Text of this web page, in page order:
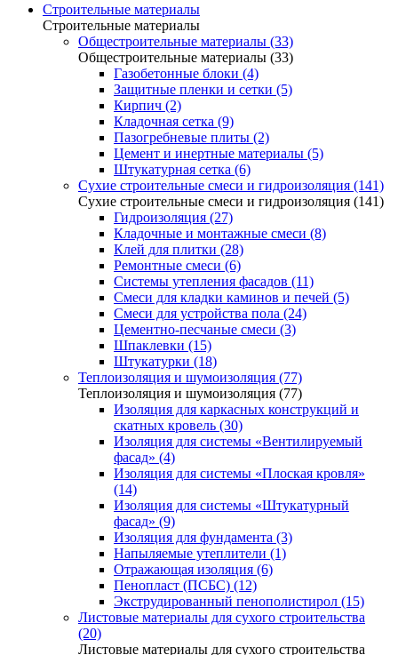
Строительные материалы
Строительные материалы
Общестроительные материалы (33)
Общестроительные материалы (33)
Газобетонные блоки (4)
Защитные пленки и сетки (5)
Кирпич (2)
Кладочная сетка (9)
Пазогребневые плиты (2)
Цемент и инертные материалы (5)
Штукатурная сетка (6)
Сухие строительные смеси и гидроизоляция (141)
Сухие строительные смеси и гидроизоляция (141)
Гидроизоляция (27)
Кладочные и монтажные смеси (8)
Клей для плитки (28)
Ремонтные смеси (6)
Системы утепления фасадов (11)
Смеси для кладки каминов и печей (5)
Смеси для устройства пола (24)
Цементно-песчаные смеси (3)
Шпаклевки (15)
Штукатурки (18)
Теплоизоляция и шумоизоляция (77)
Теплоизоляция и шумоизоляция (77)
Изоляция для каркасных конструкций и
скатных кровель (30)
Изоляция для системы «Вентилируемый
фасад» (4)
Изоляция для системы «Плоская кровля»
(14)
Изоляция для системы «Штукатурный
фасад» (9)
Изоляция для фундамента (3)
Напыляемые утеплители (1)
Отражающая изоляция (6)
Пенопласт (ПСБС) (12)
Экструдированный пенополистирол (15)
Листовые материалы для сухого строительства
(20)
Листовые материалы для сухого строительства